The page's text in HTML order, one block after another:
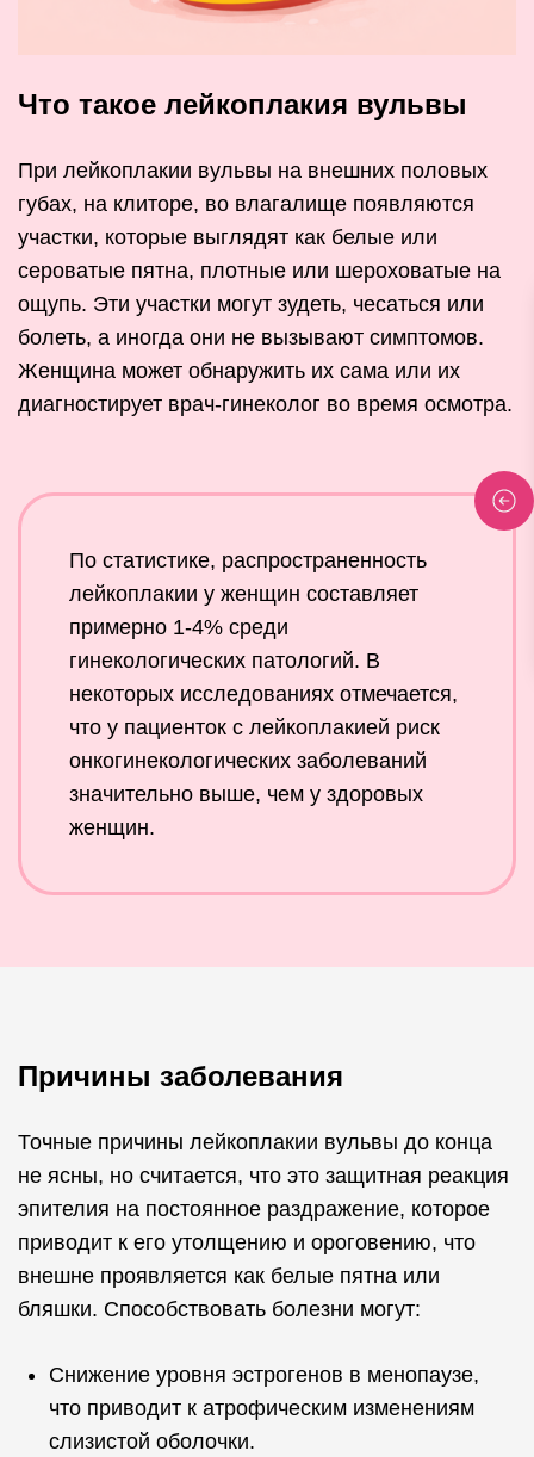
Что такое лейкоплакия вульвы
При лейкоплакии вульвы на внешних половых
губах, на клиторе, во влагалище появляются
участки, которые выглядят как белые или
сероватые пятна, плотные или шероховатые на
ощупь. Эти участки могут зудеть, чесаться или
болеть, а иногда они не вызывают симптомов.
Женщина может обнаружить их сама или их
диагностирует врач-гинеколог во время осмотра.
По статистике, распространенность
лейкоплакии у женщин составляет
примерно 1-4% среди
гинекологических патологий. В
некоторых исследованиях отмечается,
что у пациенток с лейкоплакией риск
онкогинекологических заболеваний
значительно выше, чем у здоровых
женщин.
Причины заболевания
Точные причины лейкоплакии вульвы до конца
не ясны, но считается, что это защитная реакция
эпителия на постоянное раздражение, которое
приводит к его утолщению и ороговению, что
внешне проявляется как белые пятна или
бляшки. Способствовать болезни могут:
Снижение уровня эстрогенов в менопаузе,
что приводит к атрофическим изменениям
слизистой оболочки.